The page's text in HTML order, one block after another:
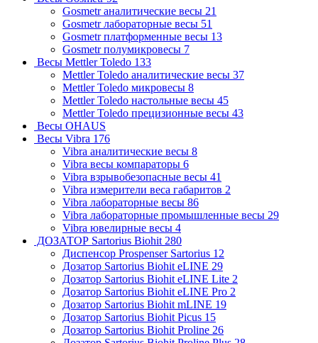
Gosmetr аналитические весы 21
Gosmetr лабораторные весы 51
Gosmetr платформенные весы 13
Gosmetr полумикровесы 7
Весы Mettler Toledo 133
Mettler Toledo аналитические весы 37
Mettler Toledo микровесы 8
Mettler Toledo настольные весы 45
Mettler Toledo прецизионные весы 43
Весы OHAUS
Весы Vibra 176
Vibra аналитические весы 8
Vibra весы компараторы 6
Vibra взрывобезопасные весы 41
Vibra измерители веса габаритов 2
Vibra лабораторные весы 86
Vibra лабораторные промышленные весы 29
Vibra ювелирные весы 4
ДОЗАТОР Sartorius Biohit 280
Диспенсор Prospenser Sartorius 12
Дозатор Sartorius Biohit eLINE 29
Дозатор Sartorius Biohit eLINE Lite 2
Дозатор Sartorius Biohit eLINE Pro 2
Дозатор Sartorius Biohit mLINE 19
Дозатор Sartorius Biohit Picus 15
Дозатор Sartorius Biohit Proline 26